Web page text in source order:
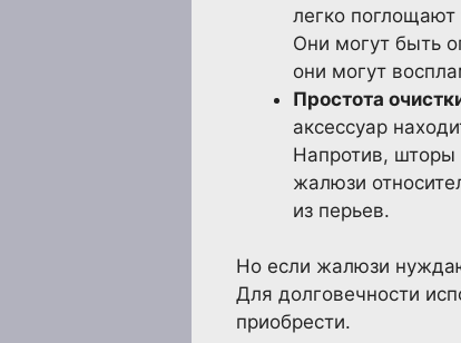
легко
Они могут быть
они могут
Простота
аксессуар
Напротив, шторы
жалюзи
из перьев.
Но если жалюзи
Для долговечности
приобрести.